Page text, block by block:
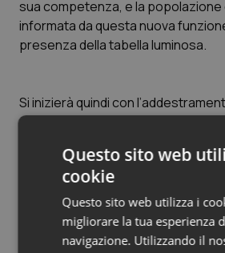
Tumore al seno
Tumori del Polmone &
Tumori gastrointestinali
Ulcera & Reflusso
Vaccini
sua competenza, e la
informata da questa nuova
presenza della tabella luminosa.
Si inizierà quindi con
farmacisti interessati, che sarà a
collaborazione e/o con il patrocinio
Provinciali dei Farmacisti e le
Federfarma che vorranno
Corsi saranno svolti utilizzando
appositi manichini, nonché l’ausilio
Questo sito web
cookie
Questo sito web utilizza i
migliorare la tua esperienza
navigazione. Utilizzando il